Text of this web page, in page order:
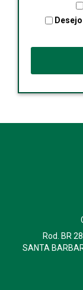
Rod. BR
SANTA